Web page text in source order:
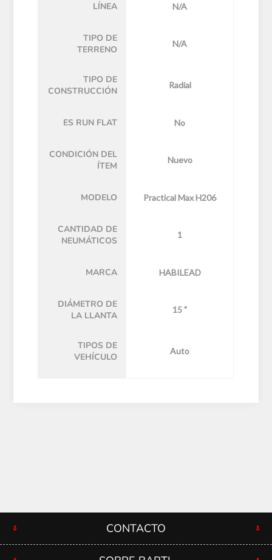
LÍNEA N/A
TIPO DE
TERRENO
N/A
TIPO DE
CONSTRUCCIÓN
Radial
ES RUN FLAT No
CONDICIÓN DEL
ÍTEM
Nuevo
MODELO Practical Max H206
CANTIDAD DE
NEUMÁTICOS
1
MARCA HABILEAD
DIÁMETRO DE
LA LLANTA
15 "
TIPOS DE
VEHÍCULO
Auto
CONTACTO